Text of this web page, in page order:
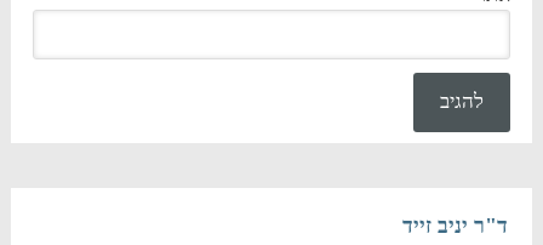
ד"ר יניב זייד